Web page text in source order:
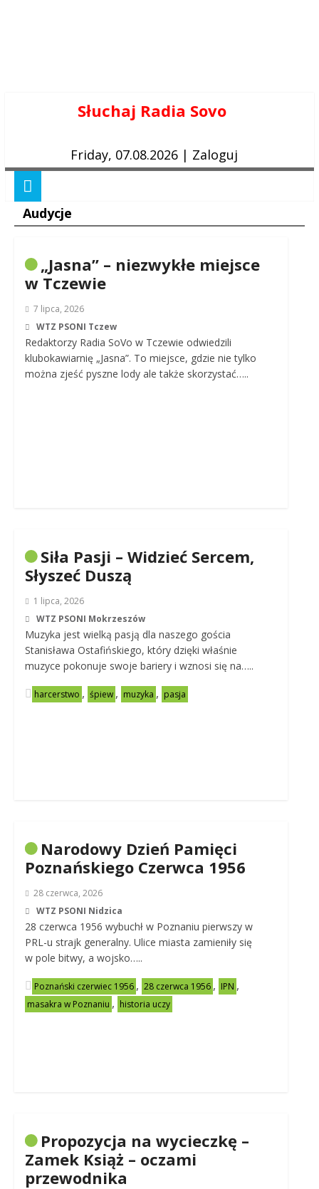
Słuchaj Radia Sovo
Friday, 07.08.2026 | Zaloguj
Audycje
„Jasna” – niezwykłe miejsce
w Tczewie
7 lipca, 2026
WTZ PSONI Tczew
Redaktorzy Radia SoVo w Tczewie odwiedzili
klubokawiarnię „Jasna”. To miejsce, gdzie nie tylko
można zjeść pyszne lody ale także skorzystać…..
Siła Pasji – Widzieć Sercem,
Słyszeć Duszą
1 lipca, 2026
WTZ PSONI Mokrzeszów
Muzyka jest wielką pasją dla naszego gościa
Stanisława Ostafińskiego, który dzięki właśnie
muzyce pokonuje swoje bariery i wznosi się na…..
harcerstwo , śpiew , muzyka , pasja
Narodowy Dzień Pamięci
Poznańskiego Czerwca 1956
28 czerwca, 2026
WTZ PSONI Nidzica
28 czerwca 1956 wybuchł w Poznaniu pierwszy w
PRL-u strajk generalny. Ulice miasta zamieniły się
w pole bitwy, a wojsko…..
Poznański czerwiec 1956 , 28 czerwca 1956 , IPN ,
masakra w Poznaniu , historia uczy
Propozycja na wycieczkę –
Zamek Książ – oczami
przewodnika